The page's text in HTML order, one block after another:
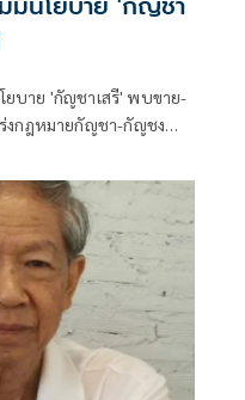
ยบาย 'กัญชาเสรี' พบขาย-
งกฎหมายกัญชา-กัญชง